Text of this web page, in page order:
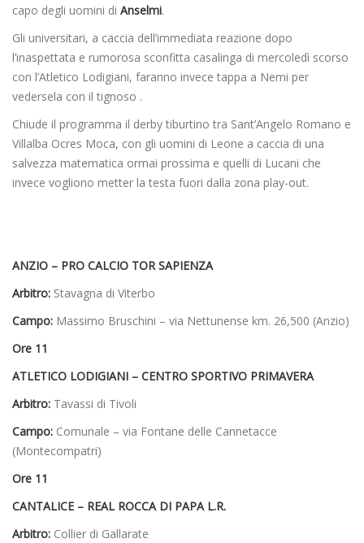
capo degli uomini di Anselmi.
Gli universitari, a caccia dell’immediata reazione dopo
l’inaspettata e rumorosa sconfitta casalinga di mercoledì scorso
con l’Atletico Lodigiani, faranno invece tappa a Nemi per
vedersela con il tignoso .
Chiude il programma il derby tiburtino tra Sant’Angelo Romano e
Villalba Ocres Moca, con gli uomini di Leone a caccia di una
salvezza matematica ormai prossima e quelli di Lucani che
invece vogliono metter la testa fuori dalla zona play-out.
ANZIO – PRO CALCIO TOR SAPIENZA
Arbitro: Stavagna di Viterbo
Campo: Massimo Bruschini – via Nettunense km. 26,500 (Anzio)
Ore 11
ATLETICO LODIGIANI – CENTRO SPORTIVO PRIMAVERA
Arbitro: Tavassi di Tivoli
Campo: Comunale – via Fontane delle Cannetacce
(Montecompatri)
Ore 11
CANTALICE – REAL ROCCA DI PAPA L.R.
Arbitro: Collier di Gallarate